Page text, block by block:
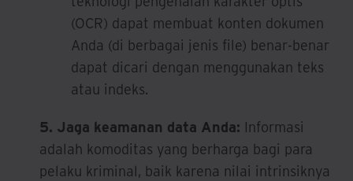
(OCR) dapat membuat konten dokumen
Anda (di berbagai jenis file) benar-benar
dapat dicari dengan menggunakan teks
atau indeks.
5. Jaga keamanan data Anda: Informasi
adalah komoditas yang berharga bagi para
pelaku kriminal, baik karena nilai intrinsiknya